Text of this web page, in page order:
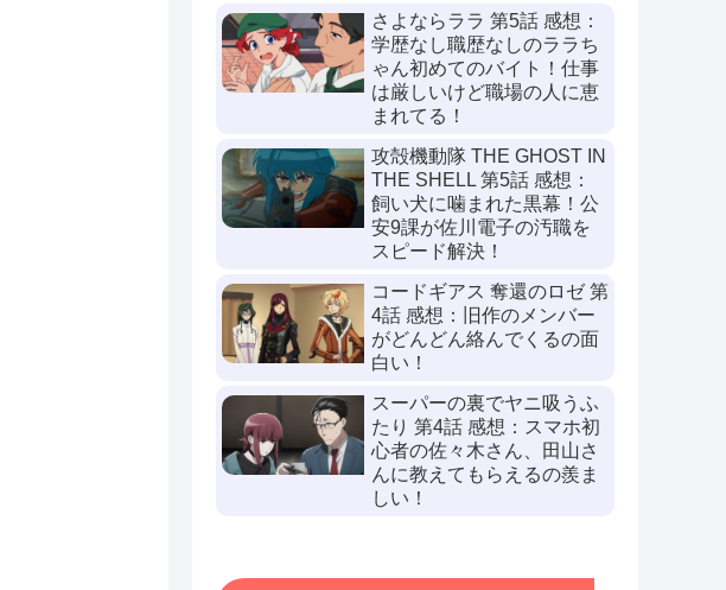
さよならララ 第5話 感想：
学歴なし職歴なしのララち
ゃん初めてのバイト！仕事
は厳しいけど職場の人に恵
まれてる！
攻殻機動隊 THE GHOST IN
THE SHELL 第5話 感想：
飼い犬に噛まれた黒幕！公
安9課が佐川電子の汚職を
スピード解決！
コードギアス 奪還のロゼ 第
4話 感想：旧作のメンバー
がどんどん絡んでくるの面
白い！
スーパーの裏でヤニ吸うふ
たり 第4話 感想：スマホ初
心者の佐々木さん、田山さ
んに教えてもらえるの羨ま
しい！